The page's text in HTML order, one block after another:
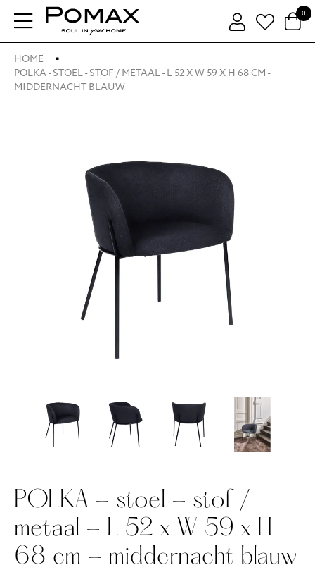
0
HOME
POLKA - STOEL - STOF / METAAL - L 52 X W 59 X H 68 CM -
MIDDERNACHT BLAUW
POLKA - stoel - stof /
metaal - L 52 x W 59 x H
68 cm - middernacht blauw